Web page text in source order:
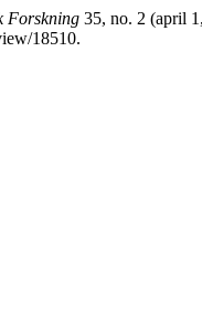
Forskning 35, no. 2 (april
18510.